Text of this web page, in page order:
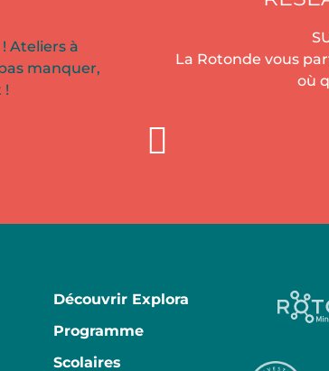
Ateliers à
manquer,
!
La Rotonde vous
où
Découvrir Explora
Programme
Scolaires